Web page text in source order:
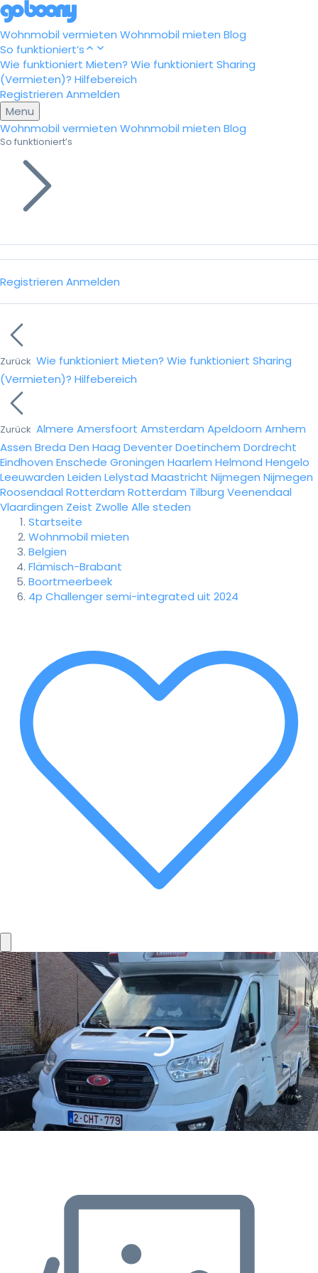
Wohnmobil vermieten Wohnmobil mieten Blog
So funktioniert’s
Wie funktioniert Mieten? Wie funktioniert Sharing
(Vermieten)? Hilfebereich
Registrieren Anmelden
Menu
Wohnmobil vermieten Wohnmobil mieten Blog
So funktioniert’s
Registrieren Anmelden
Zurück Wie funktioniert Mieten? Wie funktioniert Sharing
(Vermieten)? Hilfebereich
Zurück Almere Amersfoort Amsterdam Apeldoorn Arnhem
Assen Breda Den Haag DeventerDoetinchem Dordrecht
Eindhoven Enschede Groningen Haarlem Helmond Hengelo
Leeuwarden Leiden Lelystad Maastricht Nijmegen Nijmegen
Roosendaal Rotterdam Rotterdam Tilburg Veenendaal
Vlaardingen Zeist Zwolle Alle steden
Startseite
Wohnmobil mieten
Belgien
Flämisch-Brabant
Boortmeerbeek
4p Challenger semi-integrated uit 2024